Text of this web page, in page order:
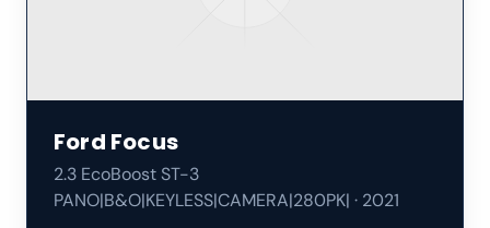
Ford Focus
2.3 EcoBoost ST-3
PANO|B&O|KEYLESS|CAMERA|280PK| · 2021